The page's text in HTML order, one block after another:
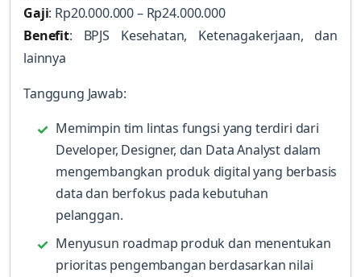
Gaji: Rp20.000.000 – Rp24.000.000
Benefit: BPJS Kesehatan, Ketenagakerjaan, dan
lainnya
Tanggung Jawab:
Memimpin tim lintas fungsi yang terdiri dari
Developer, Designer, dan Data Analyst dalam
mengembangkan produk digital yang berbasis
data dan berfokus pada kebutuhan
pelanggan.
Menyusun roadmap produk dan menentukan
prioritas pengembangan berdasarkan nilai